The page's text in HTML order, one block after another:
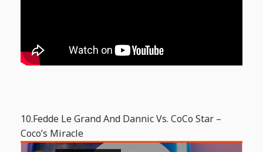
10.Fedde Le Grand And Dannic Vs. CoCo Star –
Coco’s Miracle